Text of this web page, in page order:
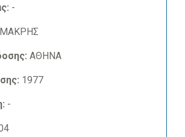
-
ΜΑΚΡΗΣ
ΑΘΗΝΑ
1977
-